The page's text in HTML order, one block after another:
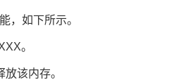
，如下所示。
。
该内存。